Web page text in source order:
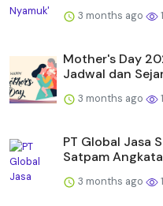
3 months ago
Mother's Day
Jadwal dan
3 months ago
PT Global Jasa
Satpam
3 months ago